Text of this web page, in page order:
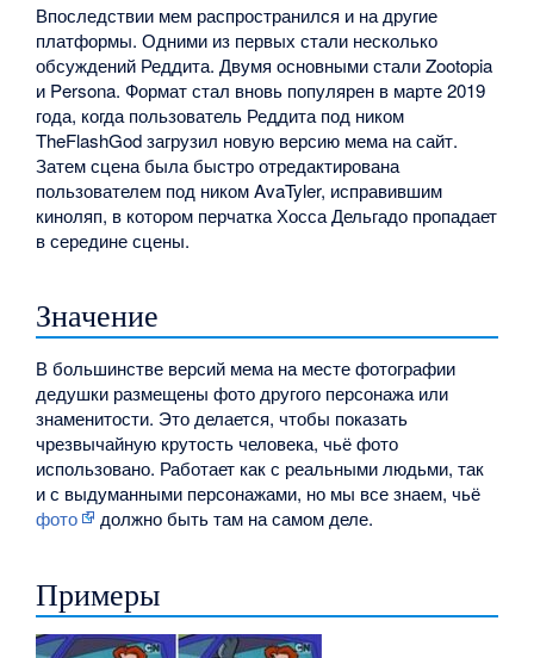
Впоследствии мем распространился и на другие
платформы. Одними из первых стали несколько
обсуждений Реддита. Двумя основными стали Zootopia
и Persona. Формат стал вновь популярен в марте 2019
года, когда пользователь Реддита под ником
TheFlashGod загрузил новую версию мема на сайт.
Затем сцена была быстро отредактирована
пользователем под ником AvaTyler, исправившим
киноляп, в котором перчатка Хосса Дельгадо пропадает
в середине сцены.
Значение
В большинстве версий мема на месте фотографии
дедушки размещены фото другого персонажа или
знаменитости. Это делается, чтобы показать
чрезвычайную крутость человека, чьё фото
использовано. Работает как с реальными людьми, так
и с выдуманными персонажами, но мы все знаем, чьё
фото
должно быть там на самом деле.
Примеры